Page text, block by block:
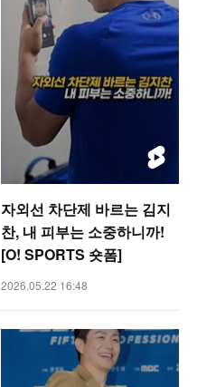
자외선 차단제 바르는 김지
찬, 내 피부는 소중하니까!
[O! SPORTS 숏폼]
2026.05.22 16:48